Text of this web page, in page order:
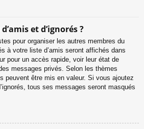
et d’ignorés ?
pour organiser les autres membres du
à votre liste d’amis seront affichés dans
pour un accès rapide, voir leur état de
messages privés. Selon les thèmes
peuvent être mis en valeur. Si vous ajoutez
tous ses messages seront masqués